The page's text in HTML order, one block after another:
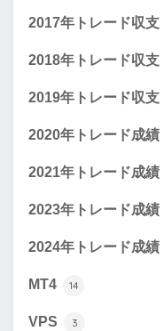
2017年トレード収支
2018年トレード収支
2019年トレード収支
2020年トレード成績
2021年トレード成績
2023年トレード成績
2024年トレード成績
MT4 14
VPS 3